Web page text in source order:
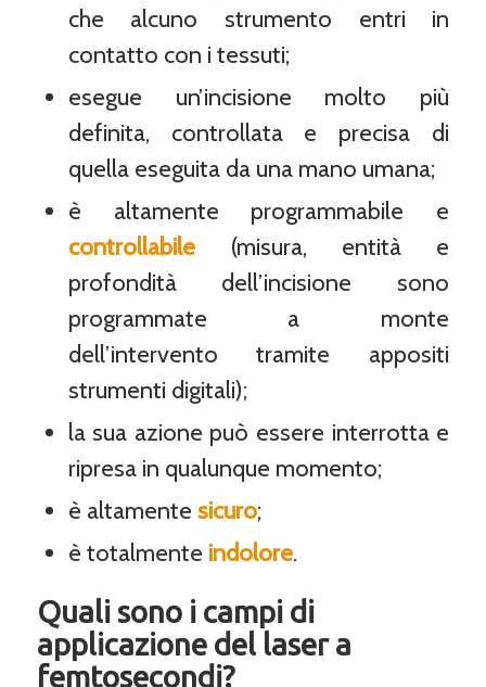
che alcuno strumento entri in
contatto con i tessuti;
esegue un’incisione molto più
definita, controllata e precisa di
quella eseguita da una mano umana;
è altamente programmabile e
controllabile(misura, entità e
profondità dell’incisione sono
programmate a monte
dell’intervento tramite appositi
strumenti digitali);
la sua azione può essere interrotta e
ripresa in qualunque momento;
è altamente sicuro;
è totalmente indolore.
Quali sono i campi di
applicazione del laser a
femtosecondi?